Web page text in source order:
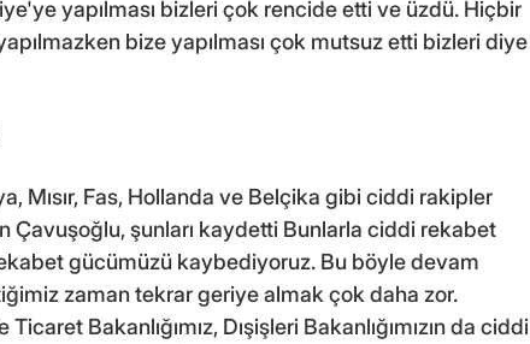
yapılması bizleri çok rencide etti ve üzdü. Hiçbir
bize yapılması çok mutsuz etti bizleri diye
Mısır, Fas, Hollanda ve Belçika gibi ciddi rakipler
Çavuşoğlu, şunları kaydetti Bunlarla ciddi rekabet
gücümüzü kaybediyoruz. Bu böyle devam
zaman tekrar geriye almak çok daha zor.
Ticaret Bakanlığımız, Dışişleri Bakanlığımızın da ciddi